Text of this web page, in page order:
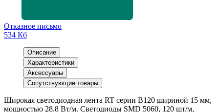
Отказное письмо
534 Кб
Описание
Характеристики
Аксессуары
Сопутствующие товары
Широкая светодиодная лента RT серии B120 шириной 15 мм,
мощностью 28.8 Вт/м. Светодиоды SMD 5060, 120 шт/м,